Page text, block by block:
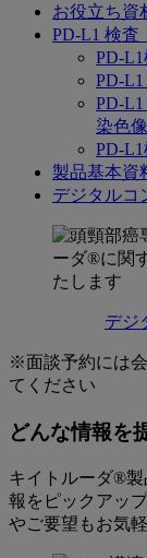
お役立ち資
PD-L1 検査
PD-
PD-
PD-L1
染色像
PD-
製品基本資
デジタルコ
ル
コ
ン
シ
ェ
ル
デジ
※面談予約には
てください
どんな情報を
キイトルーダ®
報をピックアッ
やご要望もお気